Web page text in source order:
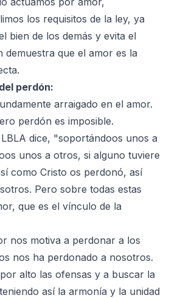
los requisitos de la ley, ya
bien de los demás y evita el
demuestra que el amor es la
perdón:
arraigado en el amor.
perdón es imposible.
dice, "soportándoos unos a
unos a otros, si alguno tuviere
como Cristo os perdonó, así
Pero sobre todas estas
que es el vínculo de la
nos motiva a perdonar a los
nos ha perdonado a nosotros.
alto las ofensas y a buscar la
así la armonía y la unidad